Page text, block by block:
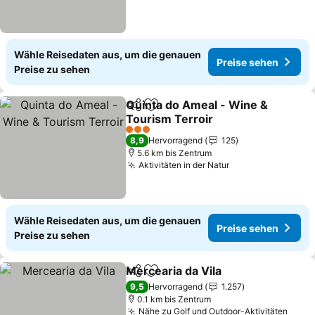
Wähle Reisedaten aus, um die genauen
Preise zu sehen
Preise sehen
TeilenZu Favoriten hinzufügen
Quinta do Ameal - Wine &
Tourism Terroir
Preise sehen
3 Sterne
8,9 Hervorragend
125
5.6 km bis Zentrum
Aktivitäten in der NaturPreise sehen
Wähle Reisedaten aus, um die genauen
Preise zu sehen
Preise sehen
TeilenZu Favoriten hinzufügen
Mercearia da Vila
9,5 Hervorragend
1.257
0.1 km bis Zentrum
Nähe zu Golf und Outdoor-Aktivitäten